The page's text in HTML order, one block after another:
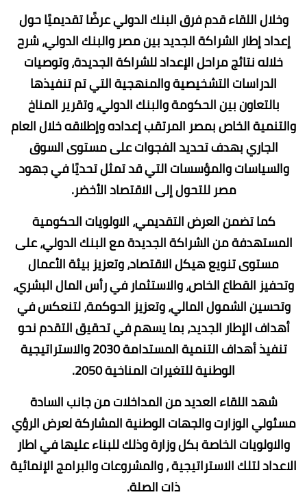
وخلال اللقاء قدم فرق البنك الدولي عرضًا تقديميًا حول
إعداد إطار الشراكة الجديد بين مصر والبنك الدولي، شرح
خلاله نتائج مراحل الإعداد للشراكة الجديدة، وتوصيات
الدراسات التشخيصية والمنهجية التي تم تنفيذها
بالتعاون بين الحكومة والبنك الدولي، وتقرير المناخ
والتنمية الخاص بمصر المرتقب إعداده وإطلاقه خلال العام
الجاري بهدف تحديد الفجوات على مستوى السوق
والسياسات والمؤسسات التي قد تمثل تحديًا في جهود
مصر للتحول إلى الاقتصاد الأخضر.
كما تضمن العرض التقديمي، الاولويات الحكومية
المستهدفة من الشراكة الجديدة مع البنك الدولي، على
مستوى تنويع هيكل الاقتصاد، وتعزيز بيئة الأعمال
وتحفيز القطاع الخاص، والاستثمار في رأس المال البشري،
وتحسين الشمول المالي، وتعزيز الحوكمة، لتنعكس في
أهداف الإطار الجديد، بما يسهم في تحقيق التقدم نحو
تنفيذ أهداف التنمية المستدامة 2030 والاستراتيجية
الوطنية للتغيرات المناخية 2050.
شهد اللقاء العديد من المداخلات من جانب السادة
مسئولي الوزارت والجهات الوطنية المشاركة لعرض الرؤي
والاولويات الخاصة بكل وزارة وذلك للبناء عليها في اطار
الاعداد لتلك الاستراتيجية ، والمشروعات والبرامج الإنمائية
ذات الصلة.